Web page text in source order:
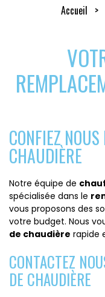
Accueil
CONFIEZ
CHAUDIÈRE
Notre équipe de
spécialisée dans le
vous proposons des
votre budget. Nous
de chaudière rapide
CONTACTEZ
DE CHAUDIÈRE